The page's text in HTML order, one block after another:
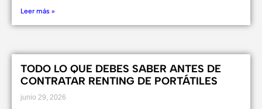
Leer más »
TODO LO QUE DEBES SABER ANTES DE
CONTRATAR RENTING DE PORTÁTILES
junio 29, 2026